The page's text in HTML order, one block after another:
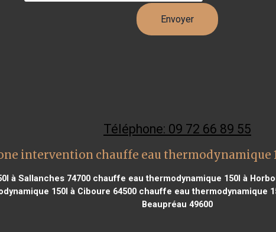
Téléphone: 09 72 66 89 55
intervention chauffe eau thermodynamique
à Sallanches 74700 chauffe eau thermodynamique 150l à
150l à Ciboure 64500chauffe eau thermodynamique
Beaupréau 49600